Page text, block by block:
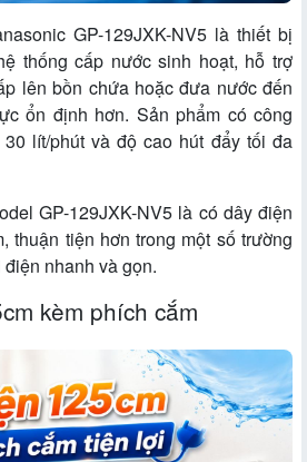
GP-129JXK-NV5 là thiết bị
thống cấp nước sinh hoạt, hỗ trợ
lên bồn chứa hoặc đưa nước đến
ổn định hơn. Sản phẩm có công
lít/phút và độ cao hút đẩy tối đa
GP-129JXK-NV5 là có dây điện
thuận tiện hơn trong một số trường
nhanh và gọn.
kèm phích cắm